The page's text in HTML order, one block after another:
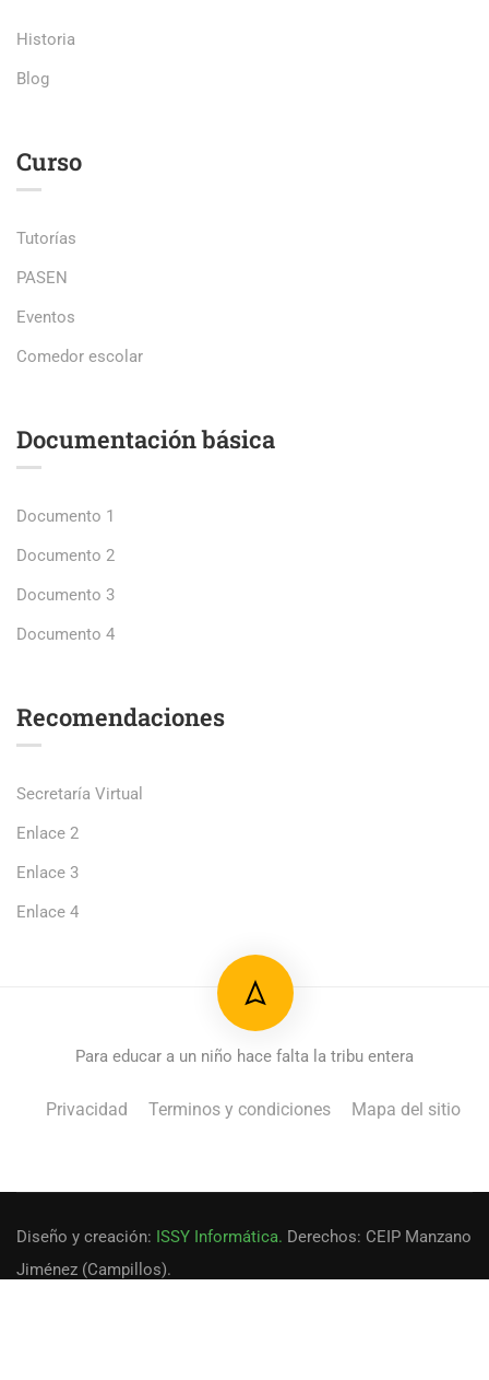
Historia
Blog
Curso
Tutorías
PASEN
Eventos
Comedor escolar
Documentación básica
Documento 1
Documento 2
Documento 3
Documento 4
Recomendaciones
Secretaría Virtual
Enlace 2
Enlace 3
Enlace 4
Para educar a un niño hace falta la tribu entera
Privacidad Terminos y condiciones Mapa del sitio
Diseño y creación: ISSY Informática. Derechos: CEIP Manzano
Jiménez (Campillos).